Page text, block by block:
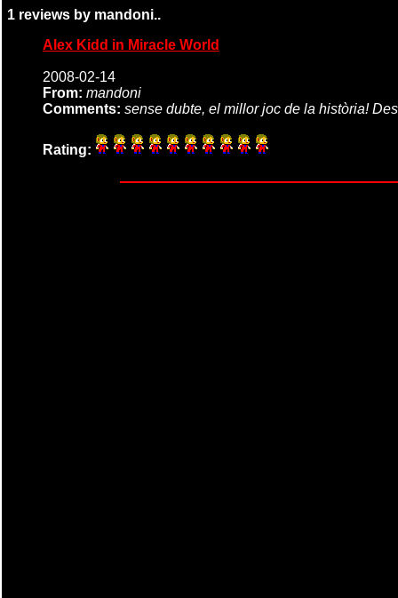
1 reviews by mandoni..
Alex Kidd in Miracle World
2008-02-14
From: mandoni
Comments: sense dubte, el millor joc de la història!
Rating: